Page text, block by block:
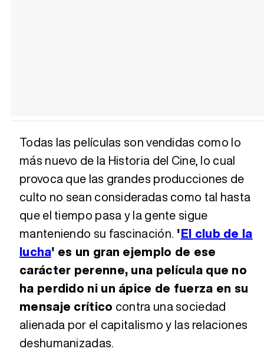
Todas las películas son vendidas como lo
más nuevo de la Historia del Cine, lo cual
provoca que las grandes producciones de
culto no sean consideradas como tal hasta
que el tiempo pasa y la gente sigue
manteniendo su fascinación. 'El club de la
lucha' es un gran ejemplo de ese
carácter perenne, una película que no
ha perdido ni un ápice de fuerza en su
mensaje crítico contra una sociedad
alienada por el capitalismo y las relaciones
deshumanizadas.